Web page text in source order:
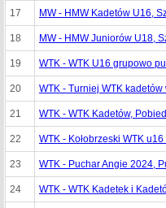
17 MW - HMW Kadetów U16,
18 MW - HMW Juniorów U18,
19 WTK - WTK U16 grupowo
20 WTK - Turniej WTK
21 WTK - WTK Kadetów,
22 WTK - Kołobrzeski WTK
23 WTK - Puchar Angie 2024,
24 WTK - WTK Kadetek i